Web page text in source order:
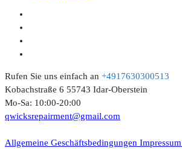
Rufen Sie uns einfach an +4917630300513
Kobachstraße 6 55743 Idar-Oberstein
Mo-Sa: 10:00-20:00
qwicksrepairment@gmail.com
Allgemeine Geschäftsbedingungen Impressum